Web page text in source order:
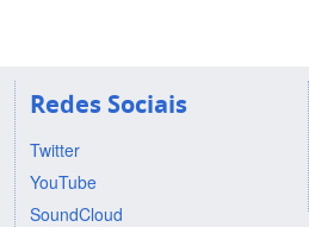
Redes Sociais
Twitter
YouTube
SoundCloud